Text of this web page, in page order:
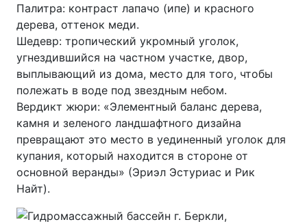
Палитра: контраст лапачо (ипе) и красного
дерева, оттенок меди.
Шедевр: тропический укромный уголок,
угнездившийся на частном участке, двор,
выплывающий из дома, место для того, чтобы
полежать в воде под звездным небом.
Вердикт жюри: «Элементный баланс дерева,
камня и зеленого ландшафтного дизайна
превращают это место в уединенный уголок для
купания, который находится в стороне от
основной веранды» (Эриэл Эстуриас и Рик
Найт).